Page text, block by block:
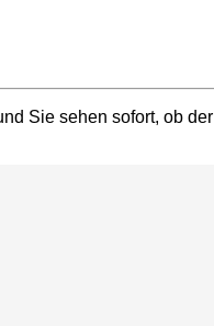
Sie sehen sofort, ob